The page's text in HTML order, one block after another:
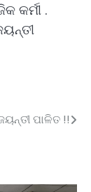
କର୍ମୀ .
ପାଳିତ !!